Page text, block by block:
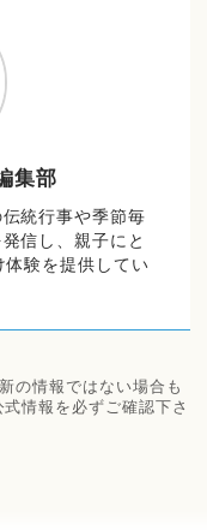
集部
統行事や季節毎
信し、親子にと
験を提供してい
の情報ではない場合も
情報を必ずご確認下さ